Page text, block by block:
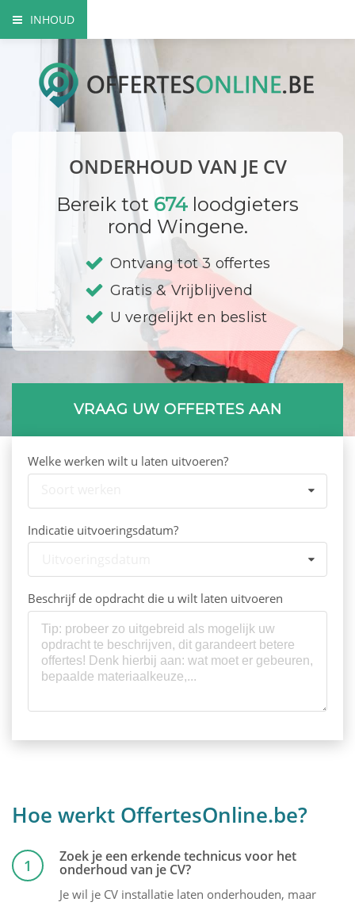
INHOUD
Het belang van een goed onderhoud
Onderhoudswerken
Onderhoud CV is verplicht!
Bedrijf registreren
ONDERHOUD VAN JE CV
Bereik tot 674 loodgieters
rond Wingene.
Ontvang tot 3 offertes
Gratis & Vrijblijvend
U vergelijkt en beslist
VRAAG UW OFFERTES AAN
Welke werken wilt u laten uitvoeren?
Indicatie uitvoeringsdatum?
Beschrijf de opdracht die u wilt laten uitvoeren
Hoe werkt OffertesOnline.be?
1 Zoek je een erkende technicus voor het
onderhoud van je CV?
Je wil je CV installatie laten onderhouden, maar